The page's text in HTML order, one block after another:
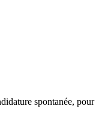
spontanée, pour